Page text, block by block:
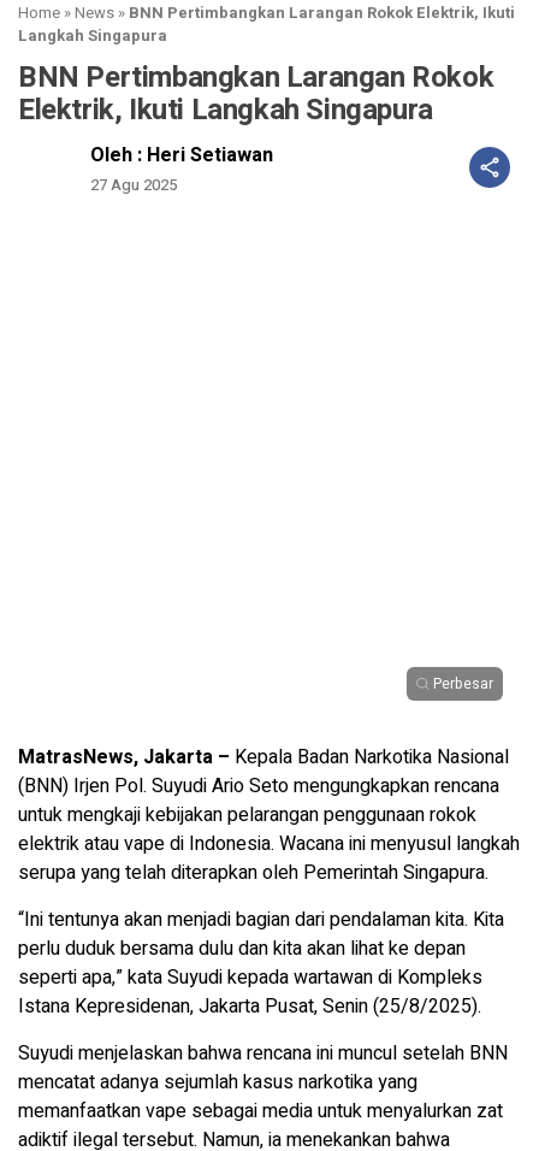
Home »News » BNN Pertimbangkan Larangan Rokok Elektrik, Ikuti
Langkah Singapura
BNN Pertimbangkan Larangan Rokok
Elektrik, Ikuti Langkah Singapura
Oleh : Heri Setiawan
27 Agu 2025
Perbesar
MatrasNews, Jakarta – Kepala Badan Narkotika Nasional
(BNN) Irjen Pol. Suyudi Ario Seto mengungkapkan rencana
untuk mengkaji kebijakan pelarangan penggunaan rokok
elektrik atau vape di Indonesia. Wacana ini menyusul langkah
serupa yang telah diterapkan oleh Pemerintah Singapura.
“Ini tentunya akan menjadi bagian dari pendalaman kita. Kita
perlu duduk bersama dulu dan kita akan lihat ke depan
seperti apa,” kata Suyudi kepada wartawan di Kompleks
Istana Kepresidenan, Jakarta Pusat, Senin (25/8/2025).
Suyudi menjelaskan bahwa rencana ini muncul setelah BNN
mencatat adanya sejumlah kasus narkotika yang
memanfaatkan vape sebagai media untuk menyalurkan zat
adiktif ilegal tersebut. Namun, ia menekankan bahwa